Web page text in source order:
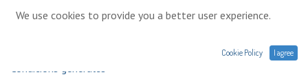
Ajouter à la liste de souhaits
Conditions générales
We use cookies to provide you a better user experience.
Cookie Policy I agree